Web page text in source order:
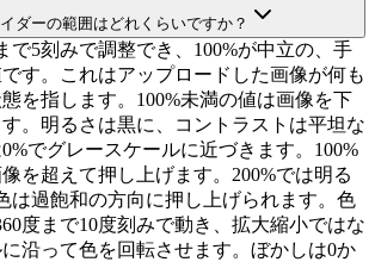
ダーの範囲はどれくらいですか？
で5刻みで調整でき、100%が中立の、手
す。これはアップロードした画像が何も
を指します。100%未満の値は画像を下
。明るさは黒に、コントラストは平坦な
でグレースケールに近づきます。100%
を超えて押し上げます。200%では明る
は過飽和の方向に押し上げられます。色
度まで10度刻みで動き、拡大縮小ではな
沿って色を回転させます。ぼかしは0か